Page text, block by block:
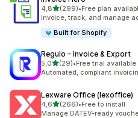
4,8stelle su 5
(299)
299 recensioni totali
•Free plan
Invoice, track, and manage
Built for Shopify
Regulo – Invoice & Export
5,0stelle su 5
(29)
29 recensioni totali
•Free trial available
Automated, compliant
Lexware Office (lexoffice)
4,6stelle su 5
(266)
266 recensioni totali
•Free to install
Manage DATEV-ready